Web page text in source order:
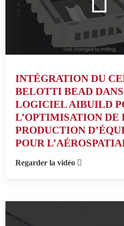
INTÉGRATION DU
BELOTTI BEAD
LOGICIEL AIBUILD
L’OPTIMISATION DE
PRODUCTION
POUR
Regarder la vidéo